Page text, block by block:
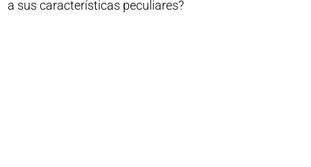
a sus características peculiares?